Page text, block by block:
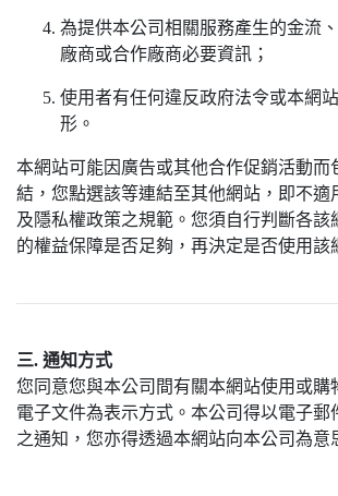
為提供本公司相關服務產生的金流
廠商或合作廠商必要資訊；
使用者有任何違反政府法令或本網
形。
本網站可能因廣告或其他合作促銷活動而
結，您點選該等連結至其他網站，即不適
及隱私權政策之規範。您須自行判斷各該
的權益保障是否足夠，再決定是否使用該
三. 通知方式
您同意您與本公司間有關本網站使用或購
電子文件為表示方式。本公司得以電子郵
之通知，您亦得透過本網站向本公司為意